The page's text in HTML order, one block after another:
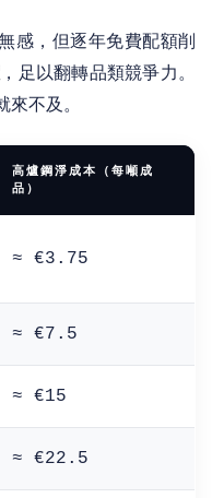
感，但逐年免費配額削
，足以翻轉品類競爭力。
不及。
高爐鋼淨成本（每噸成
品）
≈ €3.75
≈ €7.5
≈ €15
≈ €22.5